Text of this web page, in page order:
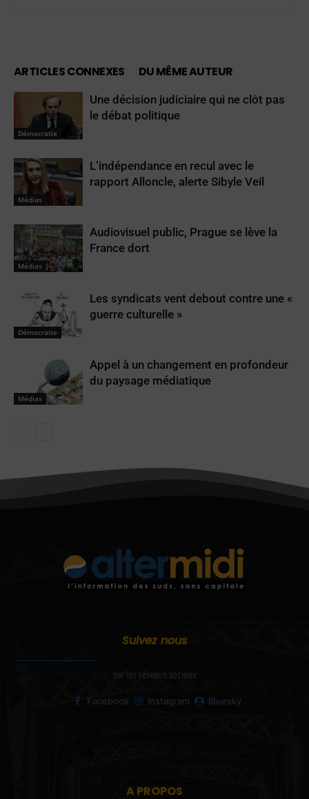
ARTICLES CONNEXES DU MÊME AUTEUR
Démocratie
Une décision judiciaire qui ne clôt pas
le débat politique
Médias
L’indépendance en recul avec le
rapport Alloncle, alerte Sibyle Veil
Médias
Audiovisuel public, Prague se lève la
France dort
Démocratie
Les syndicats vent debout contre une «
guerre culturelle »
Médias
Appel à un changement en profondeur
du paysage médiatique
Suivez nous
sur les réseaux sociaux
Facebook Instagram Bluesky
A PROPOS